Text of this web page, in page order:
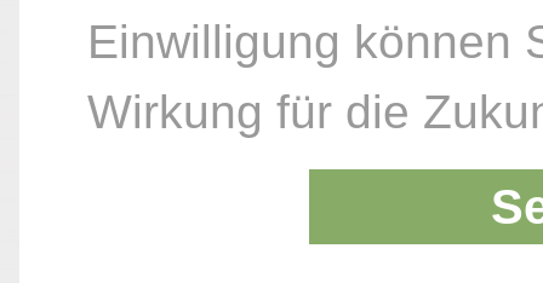
Einwilligung können
Wirkung für die